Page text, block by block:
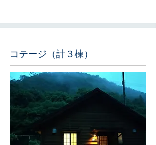
​コテージ（計３棟）